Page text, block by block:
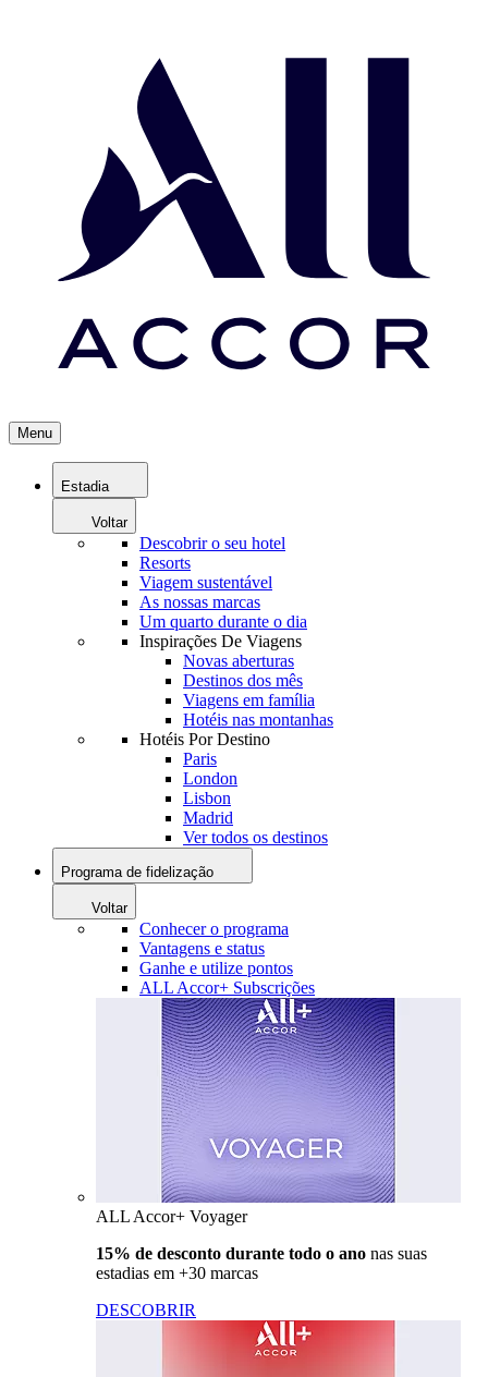
Menu
Estadia
Voltar
Descobrir o seu hotel
Resorts
Viagem sustentável
As nossas marcas
Um quarto durante o dia
Inspirações De Viagens
Novas aberturas
Destinos dos mês
Viagens em família
Hotéis nas montanhas
Hotéis Por Destino
Paris
London
Lisbon
Madrid
Ver todos os destinos
Programa de fidelização
Voltar
Conhecer o programa
Vantagens e status
Ganhe e utilize pontos
ALL Accor+ Subscrições
ALL Accor+ Voyager
15% de desconto durante todo o ano nas suas
estadias em +30 marcas
DESCOBRIR